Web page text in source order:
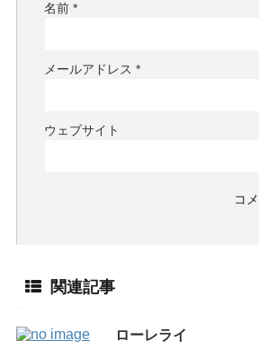
名前 *
メールアドレス *
ウェブサイト
関連記事
ローレライ